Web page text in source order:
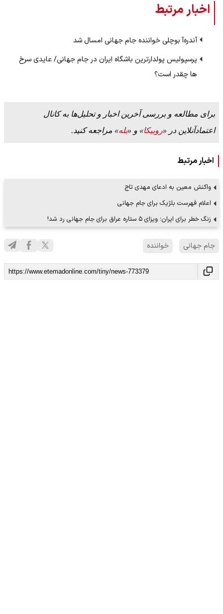
اخبار مرتبط
آندره‌آ بوچلی خواننده جام جهانی امسال شد
پرسپولیس پولدارترین باشگاه ایران در جام جهانی/ عایدی سرخ
ها چقدر است؟
برای مطالعه و بررسی آخرین اخبار و تحلیل‌ها به کانال
اعتمادآنلاین در «روبیکا» و «بله» مراجعه کنید.
اخبار مرتبط
واکنش معین به ادعای مهدی تاج
اعلام فهرست بلژیک برای جام جهانی
زنگ خطر برای ایران؛ ویزای ۵ ستاره عراق برای جام جهانی رد شد!
جام جهانی خواننده